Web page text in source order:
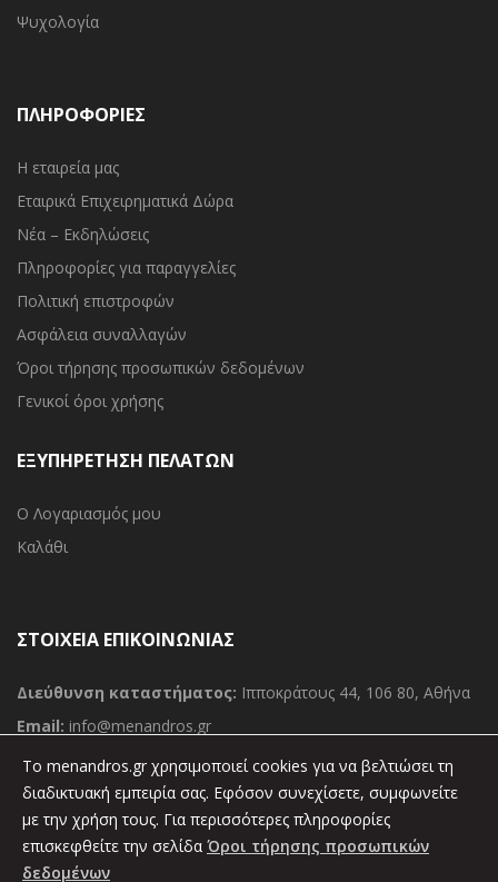
Ψυχολογία
ΠΛΗΡΟΦΟΡΙΕΣ
Η εταιρεία μας
Εταιρικά Επιχειρηματικά Δώρα
Νέα – Εκδηλώσεις
Πληροφορίες για παραγγελίες
Πολιτική επιστροφών
Ασφάλεια συναλλαγών
Όροι τήρησης προσωπικών δεδομένων
Γενικοί όροι χρήσης
ΕΞΥΠΗΡΕΤΗΣΗ ΠΕΛΑΤΩΝ
Ο Λογαριασμός μου
Καλάθι
ΣΤΟΙΧΕΙΑ ΕΠΙΚΟΙΝΩΝΙΑΣ
Διεύθυνση καταστήματος: Ιπποκράτους 44, 106 80, Αθήνα
Email: info@menandros.gr
Τηλ:(030) 210 36 11 000
Φαξ:(030) 210 36 34 389
To menandros.gr χρησιμοποιεί cookies για να βελτιώσει τη
διαδικτυακή εμπειρία σας. Εφόσον συνεχίσετε, συμφωνείτε
με την χρήση τους. Για περισσότερες πληροφορίες
επισκεφθείτε την σελίδα Όροι τήρησης προσωπικών
δεδομένων